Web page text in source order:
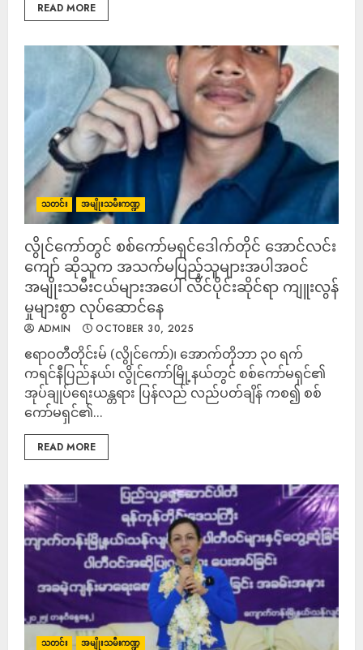
READ MORE
သတင်း အမျိုးသမီးကဏ္ဍ
လွိုင်ကော်တွင် စစ်ကော်မရှင်ဒေါက်တိုင် အောင်လင်း
ကျော် ဆိုသူက အသက်မပြည့်သူများအပါအဝင်
အမျိုးသမီးငယ်များအပေါ် လိင်ပိုင်းဆိုင်ရာ ကျူးလွန်
မှုများစွာ လုပ်ဆောင်နေ
ADMIN OCTOBER 30, 2025
ဧရာဝတီတိုင်းမ် (လွိုင်ကော်)၊ အောက်တိုဘာ ၃၀ ရက်
ကရင်နီပြည်နယ်၊ လွိုင်ကော်မြို့နယ်တွင် စစ်ကော်မရှင်၏
အုပ်ချုပ်ရေးယန္တရား ပြန်လည် လည်ပတ်ချိန် ကစ၍ စစ်
ကော်မရှင်၏...
READ MORE
သတင်း အမျိုးသမီးကဏ္ဍ